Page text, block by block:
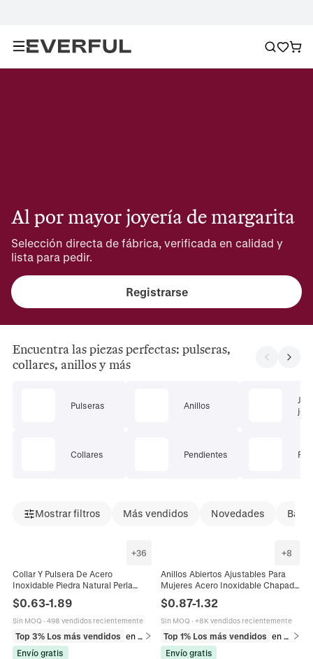
Al por mayor joyería de margarita
Selección directa de fábrica, verificada en calidad y
lista para pedir.
Registrarse
Encuentra las piezas perfectas: pulseras,
collares, anillos y más
Pulseras
Collares
Anillos
Pendientes
Mostrar filtros Más vendidos Novedades
+36
Collar Y Pulsera De Acero
Inoxidable Piedra Natural Perla
Artificial Colorida Flor De Margarita
Joyería Dopamina Para Mujeres
$0.63-1.89
Sin MOQ · 498 vendidos recientemente
Top 3% Los más vendidos
en Juegos de joyería
Envío gratis
+8
Anillos Abiertos Ajustables Para
Mujeres Acero Inoxidable Chapado
En Oro Esmalte Colorido Corazón
Ojo Malvado Margaritas Joyería
$0.87-1.32
Sin MOQ · +8K vendidos recientemente
Top 1% Los más vendidos
en Anillos
Envío gratis